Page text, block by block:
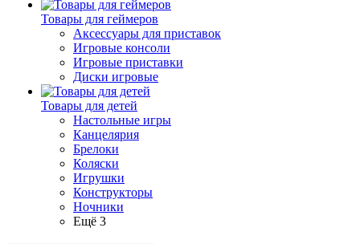
Товары для геймеров
Аксессуары для приставок
Игровые консоли
Игровые приставки
Диски игровые
Товары для детей
Настольные игры
Канцелярия
Брелоки
Коляски
Игрушки
Конструкторы
Ночники
Ещё 3